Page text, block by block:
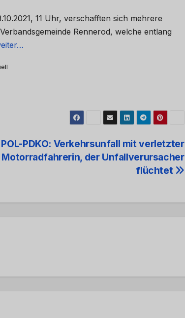
11 Uhr, verschafften sich mehrere
Rennerod, welche entlang
POL-PDKO: Verkehrsunfall mit verletzter
Motorradfahrerin, der Unfallverursacher
flüchtet